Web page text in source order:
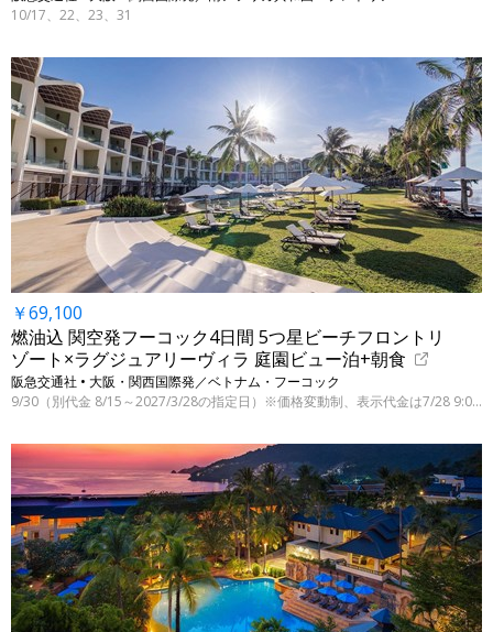
10/17、22、23、31
￥69,100
燃油込 関空発フーコック4日間 5つ星ビーチフロントリ
ゾート×ラグジュアリーヴィラ 庭園ビュー泊+朝食
阪急交通社 • 大阪・関西国際発／ベトナム・フーコック
9/30（別代金 8/15～2027/3/28の指定日）※価格変動制、表示代金は7/28 9:00時点
←